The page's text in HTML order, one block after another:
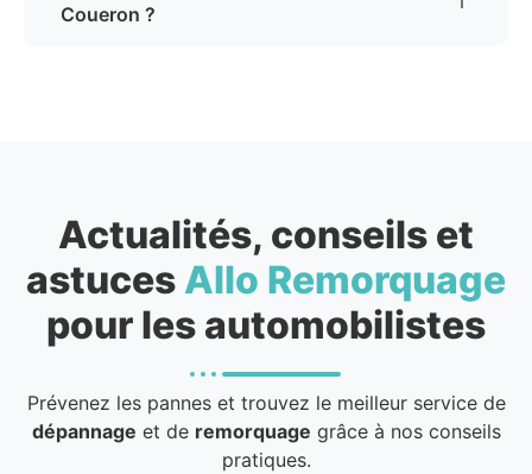
Coueron ?
Actualités, conseils et
astuces Allo Remorquage
pour les automobilistes
Prévenez les pannes et trouvez le meilleur service de
dépannage et de remorquage grâce à nos conseils
pratiques.